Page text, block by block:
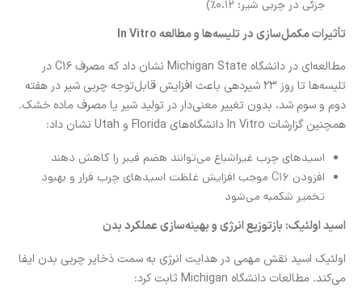
جزئی در چربی شیر: 0.12٪)
تأثیرات مکمل‌سازی در تلیسه‌ها و مطالعه In Vitro
مطالعه‌ای در دانشگاه Michigan State نشان داد که مصرف C16 در
تلیسه‌ها تا روز 23 شیردهی باعث افزایش قابل‌توجه چربی شیر در هفته
دوم و سوم شد، بدون تغییر معنی‌دار در تولید شیر یا مصرف ماده خشک.
همچنین گزارشات In Vitro دانشگاه‌های Florida و Utah نشان داد:
اسیدهای چرب غیراشباع می‌توانند هضم فیبر را کاهش دهند
افزودن C16 موجب افزایش غلظت اسیدهای چرب فرار و بهبود
تخمیر شکمبه می‌شود
اسید اولئیک: بازتوزیع انرژی و بهینه‌سازی عملکرد بدن
اولئیک اسید نقش مهمی در هدایت انرژی به سمت ذخایر چربی بدن ایفا
می‌کند. مطالعات دانشگاه Michigan ثابت کرد: